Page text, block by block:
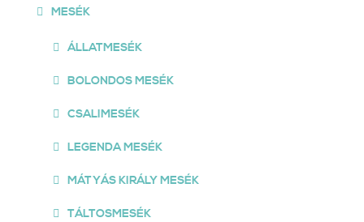
MESÉK
ÁLLATMESÉK
BOLONDOS MESÉK
CSALIMESÉK
LEGENDA MESÉK
MÁTYÁS KIRÁLY MESÉK
TÁLTOSMESÉK